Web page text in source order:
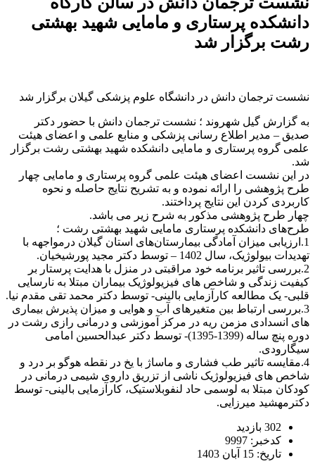
دانشکده پرستاری و مامایی شهید بهشتی
رشت برگزار شد
نشست ترجمان دانش در دانشگاه علوم پزشکی گیلان برگزار شد
به گزارش گیل شهروند ؛ نشست ترجمان دانش با حضور دکتر
صدیق – مدیر اطلاع رسانی پزشکی و منابع علمی و اعضای هیئت
علمی گروه پرستاری و مامایی دانشکده شهید بهشتی رشت برگزار
شد.
در این نشست اعضای هیئت علمی گروه پرستاری و مامایی چهار
طرح پژوهشی را ارائه نموده و به تشریح نتایج حاصله و نحوه
کاربردی کردن این نتایج پرداختند.
چهار طرح پژوهشی مذکور به شرح زیر می باشد.
طرح‌های دانشکده پرستاری مامایی شهید بهشتی رشت ؛
1.ارزیابی میزان آمادگی بیمارستان‌های استان گیلان درمواجهه با
تهدیدات بیولوژیک، سال 1402 – توسط دکتر مجید پورشیخیان.
2.بررسی تاثیر برنامه خود مراقبتی در منزل با هدایت پرستار بر
کیفیت زندگی و شاخص های فیزیولوژیک بیماران مبتلا به نارسایی
قلبی- یک مطالعه کارآزمایی بالینی- توسط دکتر محمد تقی مقدم نیا.
3.بررسی ارتباط بین متغیرهای آب و هوایی و میزان پذیرش بیماری
های انسدادی مزمن ریه در مرکز آموزشی و درمانی رازی رشت در
دوره پنچ ساله (1399-1395)- توسط دکتر عبدالحسین امامی
سیگارودی.
4.مقایسه تاثیر طب فشاری و ماساژ با یخ در نقطه هوگو بر درد و
شاخص های فیزیولوژیک ناشی از تزریق داروی شیمی درمانی در
کودکان مبتلا به لوسمی حاد لنفوبلاستیک، کارآزمایی بالینی- توسط
دکترمهشید میرزایی.
302 بازدید
کدخبر: 9997
تاریخ: 15 آبان 1403